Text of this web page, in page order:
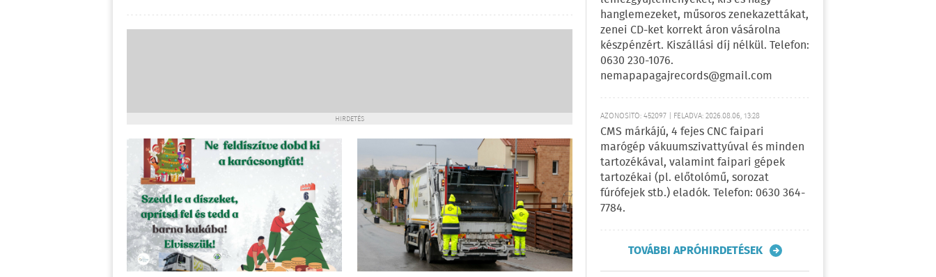
HIRDETÉS
hanglemezeket, műsoros zenekazettákat,
zenei CD-ket korrekt áron vásárolna
készpénzért. Kiszállási díj nélkül. Telefon:
0630 230-1076.
nemapapagajrecords@gmail.com
AZONOSÍTÓ: 452097 | FELADVA: 2026.08.06, 13:28
CMS márkájú, 4 fejes CNC faipari
marógép vákuumszivattyúval és minden
tartozékával, valamint faipari gépek
tartozékai (pl. előtolómű, sorozat
fúrófejek stb.) eladók. Telefon: 0630 364-
7784.
TOVÁBBI APRÓHIRDETÉSEK